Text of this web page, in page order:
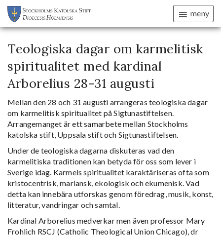
meny
Teologiska dagar om karmelitisk
spiritualitet med kardinal
Arborelius 28-31 augusti
Mellan den 28 och 31 augusti arrangeras teologiska dagar
om karmelitisk spiritualitet på Sigtunastiftelsen.
Arrangemanget är ett samarbete mellan Stockholms
katolska stift, Uppsala stift och Sigtunastiftelsen.
Under de teologiska dagarna diskuteras vad den
karmelitiska traditionen kan betyda för oss som lever i
Sverige idag. Karmels spiritualitet karaktäriseras ofta som
kristocentrisk, mariansk, ekologisk och ekumenisk. Vad
detta kan innebära utforskas genom föredrag, musik, konst,
litteratur, vandringar och samtal.
Kardinal Arborelius medverkar men även professor Mary
Frohlich RSCJ (Catholic Theological Union Chicago), dr